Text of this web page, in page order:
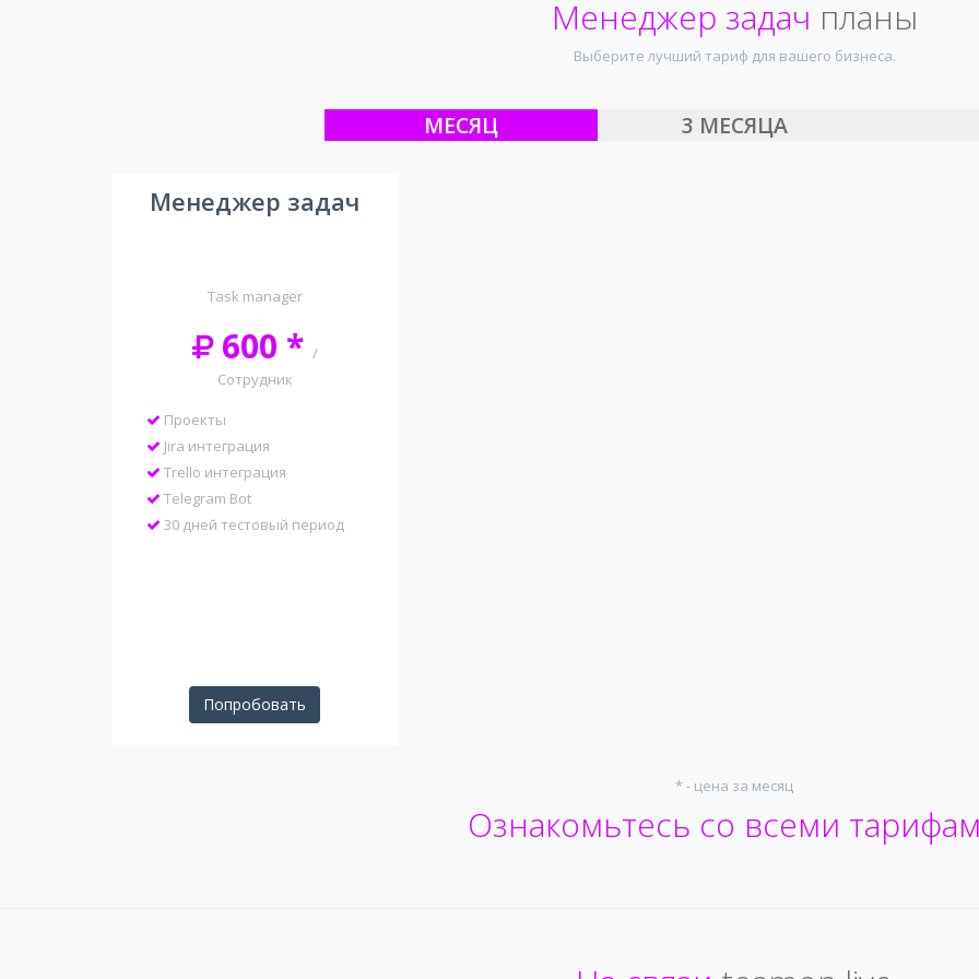
Менеджер задач планы
Выберите лучший тариф для вашего бизнеса.
МЕСЯЦ 3 МЕСЯЦА
Менеджер задач
Task manager
600 * /
Сотрудник
Проекты
Jira интеграция
Trello интеграция
Telegram Bot
30 дней тестовый период
Попробовать
* - цена за месяц
Ознакомьтесь со всеми